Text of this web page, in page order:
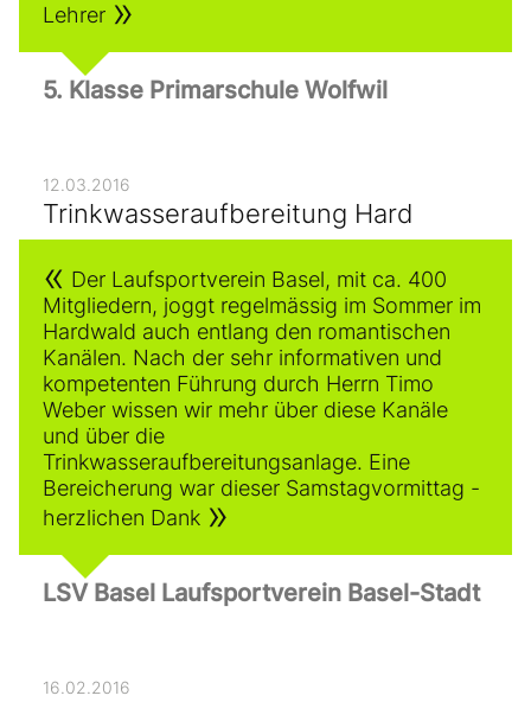
Lehrer
5. Klasse Primarschule Wolfwil
12.03.2016
Trinkwasseraufbereitung Hard
Der Laufsportverein Basel, mit ca. 400
Mitgliedern, joggt regelmässig im Sommer im
Hardwald auch entlang den romantischen
Kanälen. Nach der sehr informativen und
kompetenten Führung durch Herrn Timo
Weber wissen wir mehr über diese Kanäle
und über die
Trinkwasseraufbereitungsanlage. Eine
Bereicherung war dieser Samstagvormittag -
herzlichen Dank
LSV Basel Laufsportverein Basel-Stadt
16.02.2016